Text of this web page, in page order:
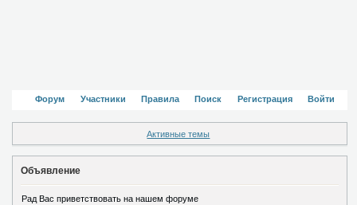
Форум Участники Правила Поиск Регистрация Войти
Активные темы
Объявление
Рад Вас приветствовать на нашем форуме